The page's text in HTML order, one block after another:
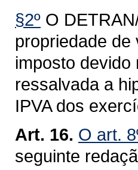
§2º O
propriedade de
imposto
ressalvada a
IPVA dos
Art. 16. O art.
seguinte